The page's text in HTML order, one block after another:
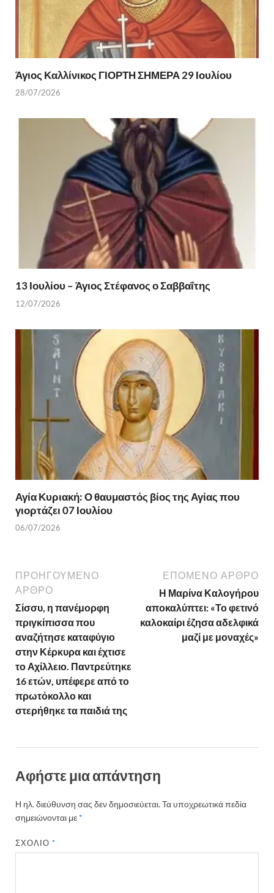
Άγιος Καλλίνικος ΓΙΟΡΤΗ ΣΗΜΕΡΑ 29 Ιουλίου
28/07/2026
13 Ιουλίου – Άγιος Στέφανος ο Σαββαΐτης
12/07/2026
Αγία Κυριακή: Ο θαυμαστός βίος της Αγίας που
γιορτάζει 07 Ιουλίου
06/07/2026
ΠΡΟΗΓΟΎΜΕΝΟ
ΆΡΘΡΟ
Σίσσυ, η πανέμορφη
πριγκίπισσα που
αναζήτησε καταφύγιο
στην Κέρκυρα και έχτισε
το Αχίλλειο. Παντρεύτηκε
16 ετών, υπέφερε από το
πρωτόκολλο και
στερήθηκε τα παιδιά της
ΕΠΌΜΕΝΟ ΆΡΘΡΟ
Η Μαρίνα Καλογήρου
αποκαλύπτει: «Το φετινό
καλοκαίρι έζησα αδελφικά
μαζί με μοναχές»
Αφήστε μια απάντηση
Η ηλ. διεύθυνση σας δεν δημοσιεύεται.Τα υποχρεωτικά πεδία
σημειώνονται με *
ΣΧΌΛΙΟ*